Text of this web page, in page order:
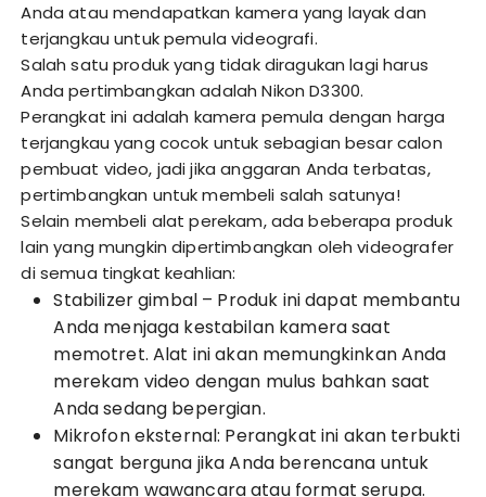
Anda atau mendapatkan kamera yang layak dan
terjangkau untuk pemula videografi.
Salah satu produk yang tidak diragukan lagi harus
Anda pertimbangkan adalah Nikon D3300.
Perangkat ini adalah kamera pemula dengan harga
terjangkau yang cocok untuk sebagian besar calon
pembuat video, jadi jika anggaran Anda terbatas,
pertimbangkan untuk membeli salah satunya!
Selain membeli alat perekam, ada beberapa produk
lain yang mungkin dipertimbangkan oleh videografer
di semua tingkat keahlian:
Stabilizer gimbal – Produk ini dapat membantu
Anda menjaga kestabilan kamera saat
memotret. Alat ini akan memungkinkan Anda
merekam video dengan mulus bahkan saat
Anda sedang bepergian.
Mikrofon eksternal: Perangkat ini akan terbukti
sangat berguna jika Anda berencana untuk
merekam wawancara atau format serupa.